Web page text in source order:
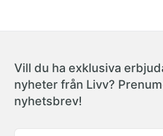
Vill du ha exklusiva
nyheter från Livv?
nyhetsbrev!